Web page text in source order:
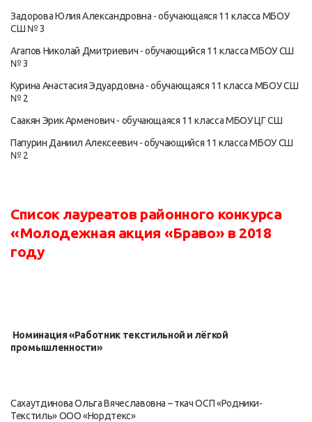
Задорова Юлия Александровна - обучающаяся 11 класса МБОУ
СШ № 3
Агапов Николай Дмитриевич - обучающийся 11 класса МБОУ СШ
№ 3
Курина Анастасия Эдуардовна - обучающаяся 11 класса МБОУ СШ
№ 2
Саакян Эрик Арменович - обучающаяся 11 класса МБОУ ЦГ СШ
Папурин Даниил Алексеевич - обучающийся 11 класса МБОУ СШ
№ 2
Список лауреатов районного конкурса
«Молодежная акция «Браво» в 2018
году
Номинация «Работник текстильной и лёгкой
промышленности»
Сахаутдинова Ольга Вячеславовна – ткач ОСП «Родники-
Текстиль» ООО «Нордтекс»